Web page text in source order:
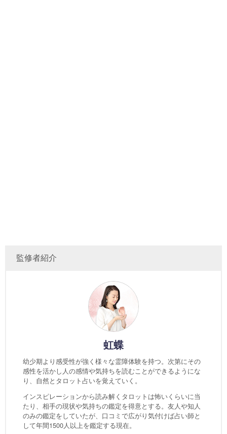
監修者紹介
虹蝶
幼少期より感受性が強く様々な霊障体験を持つ。次第にその
感性を活かし人の感情や気持ちを読むことができるようにな
り、自然とタロット占いを覚えていく。
インスピレーションから読み解くタロットは怖いくらいに当
たり、相手の現状や気持ちの鑑定を得意とする。友人や知人
のみの鑑定をしていたが、口コミで広がり気付けば占い師と
して年間1500人以上を鑑定する現在。